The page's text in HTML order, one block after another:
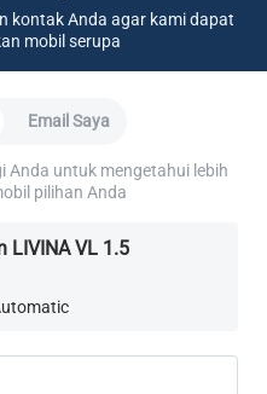
kontak Anda agar kami dapat
mobil serupa
Email Saya
Anda untuk mengetahui lebih
pilihan Anda
2019 Nissan LIVINA VL 1.5